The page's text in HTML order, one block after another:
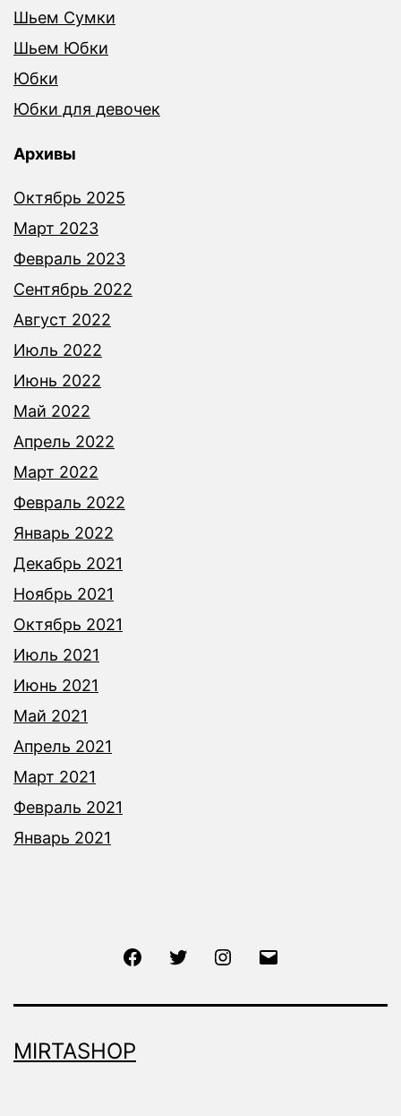
Шьем Сумки
Шьем Юбки
Юбки
Юбки для девочек
Архивы
Октябрь 2025
Март 2023
Февраль 2023
Сентябрь 2022
Август 2022
Июль 2022
Июнь 2022
Май 2022
Апрель 2022
Март 2022
Февраль 2022
Январь 2022
Декабрь 2021
Ноябрь 2021
Октябрь 2021
Июль 2021
Июнь 2021
Май 2021
Апрель 2021
Март 2021
Февраль 2021
Январь 2021
FacebookTwitter Instagram
MIRTASHOP